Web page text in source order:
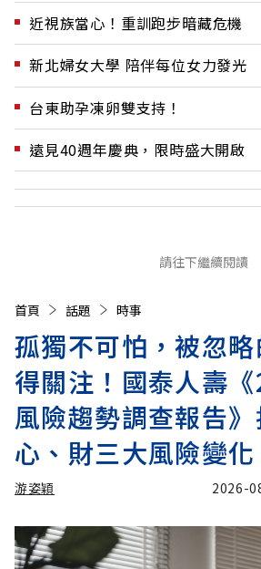
近視族當心！重訓跑步暗藏危機
新北婦女大學 陪伴每位女力發光
台東助孕凍卵雙支持！
遠見40週年慶典，限時盛大開啟
請往下繼續閱讀
首頁 話題 時事
孤獨不可怕，被忽
得關注！國泰人壽
風險趨勢調查報告》
心、財三大風險變化
游姿穎 2026-